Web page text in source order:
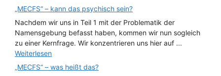
„MECFS“ – kann das psychisch sein?
Nachdem wir uns in Teil 1 mit der Problematik der
Namensgebung befasst haben, kommen wir nun sogleich
zu einer Kernfrage. Wir konzentrieren uns hier auf ...
Weiterlesen
„MECFS“ – was heißt das?